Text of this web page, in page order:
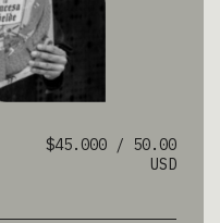
$45.000 / 50.00
USD